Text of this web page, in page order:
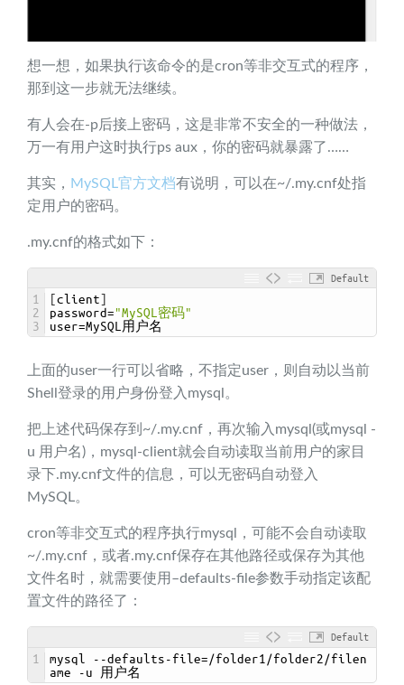
想一想，如果执行该命令的是cron等非交互式的程序，
那到这一步就无法继续。
有人会在-p后接上密码，这是非常不安全的一种做法，
万一有用户这时执行ps aux，你的密码就暴露了……
其实， MySQL官方文档有说明，可以在~/.my.cnf处指
定用户的密码。
.my.cnf的格式如下：
Default
1
2
3
client
password= "MySQL密码"
user=MySQL用户名
上面的user一行可以省略，不指定user，则自动以当前
Shell登录的用户身份登入mysql。
把上述代码保存到~/.my.cnf，再次输入mysql(或mysql -
u 用户名)，mysql-client就会自动读取当前用户的家目
录下.my.cnf文件的信息，可以无密码自动登入
MySQL。
cron等非交互式的程序执行mysql，可能不会自动读取
~/.my.cnf，或者.my.cnf保存在其他路径或保存为其他
文件名时，就需要使用–defaults-file参数手动指定该配
置文件的路径了：
Default
1 mysql --defaults - file=/folder1 /folder2 /filen
ame
- u 用户名